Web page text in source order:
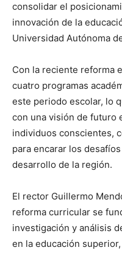
consolidar el
innovación de la
Universidad Autónoma
Con la reciente reforma
cuatro programas
este periodo escolar, lo
con una visión de futuro
individuos conscientes,
para encarar los
desarrollo de la región.
El rector Guillermo
reforma curricular se
investigación y análisis
en la educación